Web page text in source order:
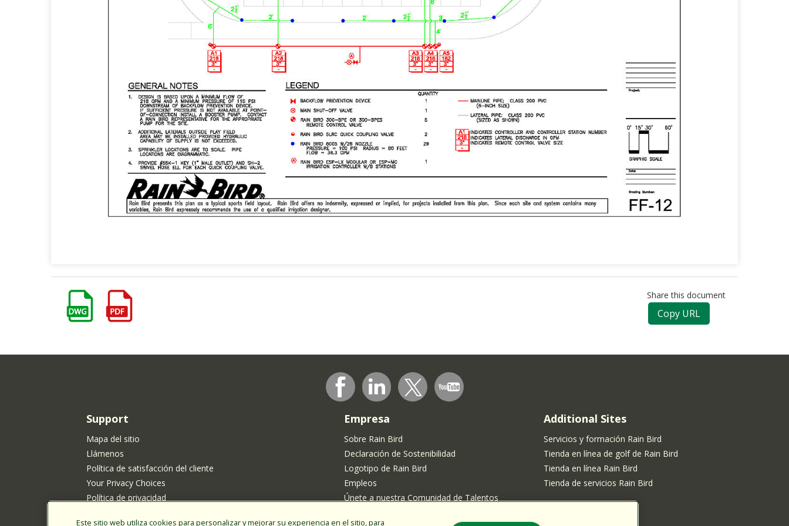
Share this document
Copy URL
Support
Mapa del sitio
Llámenos
Política de satisfacción del cliente
Your Privacy Choices
Política de privacidad
Empresa
Sobre Rain Bird
Declaración de Sostenibilidad
Logotipo de Rain Bird
Empleos
Únete a nuestra Comunidad de Talentos
Additional Sites
Servicios y formación Rain Bird
Tienda en línea de golf de Rain Bird
Tienda en línea Rain Bird
Tienda de servicios Rain Bird
Este sitio web utiliza cookies para personalizar y mejorar su experiencia en el sitio, para